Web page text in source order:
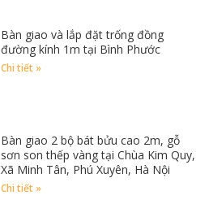
Bàn giao và lắp đặt trống đồng
đường kính 1m tại Bình Phước
Chi tiết »
Bàn giao 2 bộ bát bửu cao 2m, gỗ
sơn son thếp vàng tại Chùa Kim Quy,
Xã Minh Tân, Phú Xuyên, Hà Nội
Chi tiết »